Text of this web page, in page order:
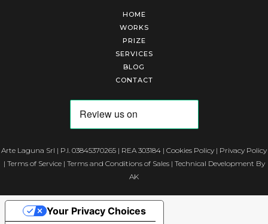
HOME
WORKS
PRIZE
SERVICES
BLOG
CONTACT
Arte Laguna Srl | P.I. 03845370265 | REA 303184 | Cookies Policy | Privacy Policy
| Terms of Service| Terms and Conditions of Sales| Technical Development By
AK
Your Privacy Choices